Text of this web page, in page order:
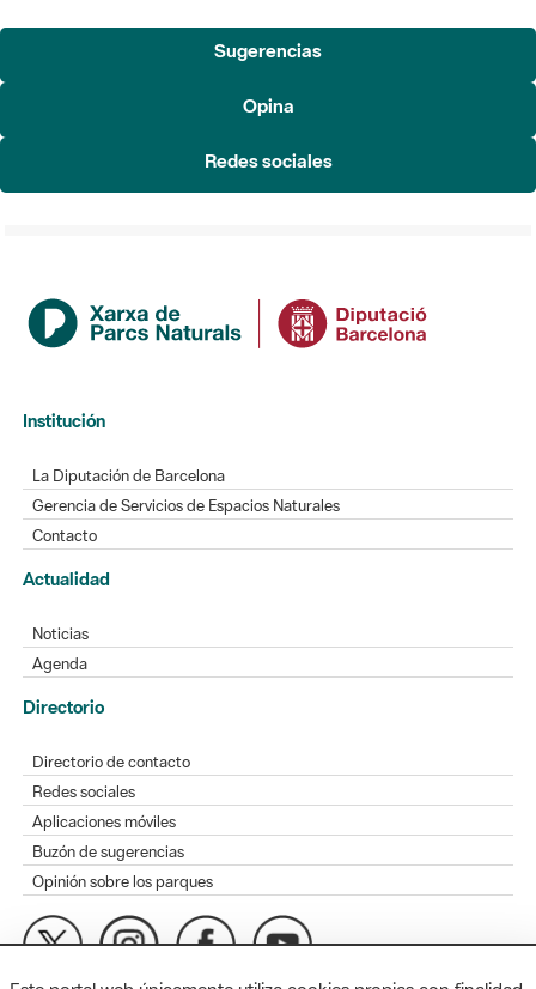
Sugerencias
Opina
Redes sociales
Institución
La Diputación de Barcelona
Gerencia de Servicios de Espacios Naturales
Contacto
Actualidad
Noticias
Agenda
Directorio
Directorio de contacto
Redes sociales
Aplicaciones móviles
Buzón de sugerencias
Opinión sobre los parques